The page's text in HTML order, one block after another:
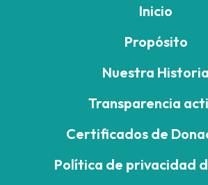
Inicio
Propósito
Nuestra Historia
Transparencia
Certificados de
Política de privacidad